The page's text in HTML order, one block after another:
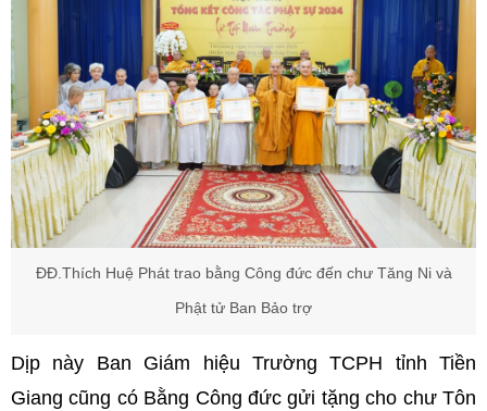
ĐĐ.Thích Huệ Phát trao bằng Công đức đến chư Tăng Ni và
Phật tử Ban Bảo trợ
Dịp này Ban Giám hiệu Trường TCPH tỉnh Tiền
Giang cũng có Bằng Công đức gửi tặng cho chư Tôn